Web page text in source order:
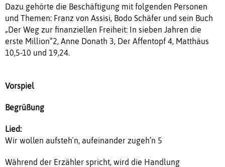
Dazu gehörte die Beschäftigung mit folgenden Personen
und Themen: Franz von Assisi, Bodo Schäfer und sein Buch
„Der Weg zur finanziellen Freiheit: In sieben Jahren die
erste Million“2, Anne Donath 3, Der Affentopf 4, Matthäus
10,5-10 und 19,24.
Vorspiel
Begrüßung
Lied:
Wir wollen aufsteh´n, aufeinander zugeh’n 5
Während der Erzähler spricht, wird die Handlung